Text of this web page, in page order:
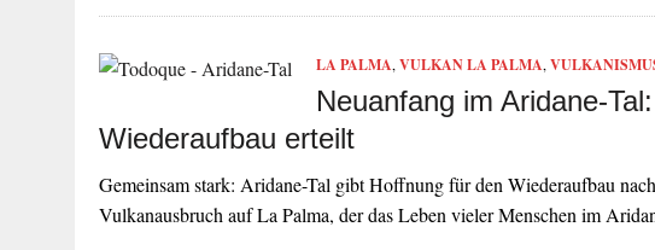
LA PALMA, VULKAN LA PALMA,
Neuanfang im Aridane-
Wiederaufbau erteilt
Gemeinsam stark: Aridane-Tal gibt Hoffnung für den Wiederaufbau
Vulkanausbruch auf La Palma, der das Leben vieler Menschen im